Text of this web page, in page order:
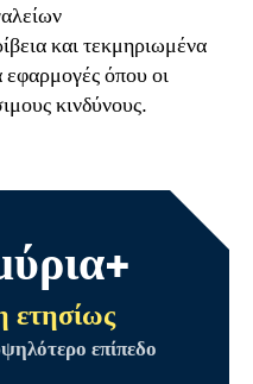
και τεκμηριωμένα
εφαρμογές όπου οι
κινδύνους.
ετησίως
επίπεδο